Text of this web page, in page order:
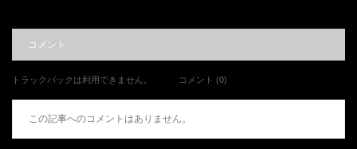
コメント
トラックバックは利用できません。 コメント (0)
この記事へのコメントはありません。